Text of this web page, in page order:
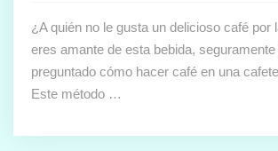
¿A quién no le gusta un delicioso café por
eres amante de esta bebida, seguramente
preguntado cómo hacer café en una
Este método …